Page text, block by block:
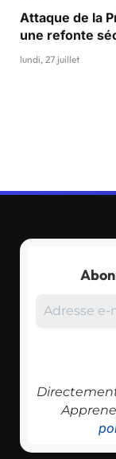
Attaque de la
une refonte
lundi, 27 juillet